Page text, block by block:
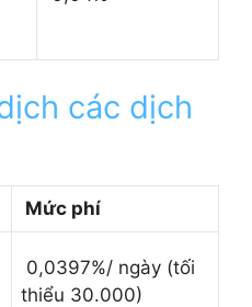
các dịch
Mức phí
0,0397%/ ngày (tối
thiểu 30.000)